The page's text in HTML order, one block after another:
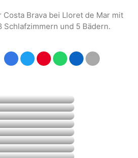
Costa Brava bei Lloret de Mar mit
Schlafzimmern und 5 Bädern.